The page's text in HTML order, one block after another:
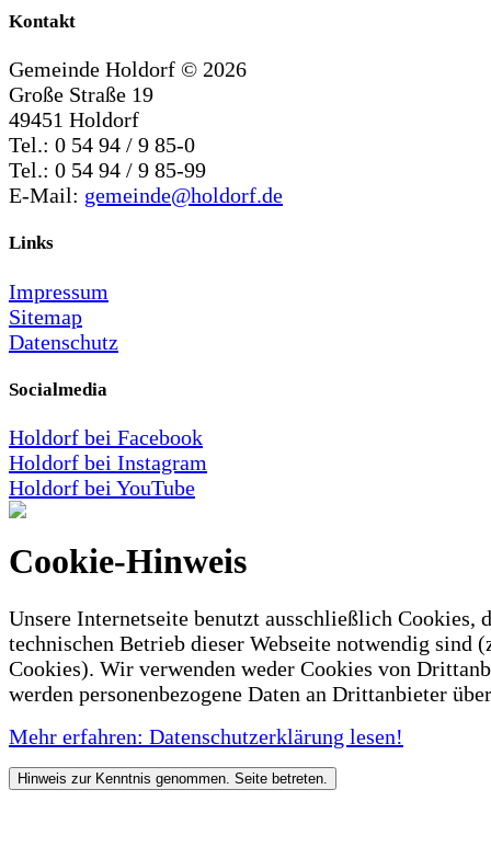
Kontakt
Gemeinde Holdorf © 2026
Große Straße 19
49451 Holdorf
Tel.: 0 54 94 / 9 85-0
Tel.: 0 54 94 / 9 85-99
E-Mail: gemeinde@holdorf.de
Links
Impressum
Sitemap
Datenschutz
Socialmedia
Holdorf bei Facebook
Holdorf bei Instagram
Holdorf bei YouTube
Cookie-Hinweis
Unsere Internetseite benutzt ausschließlich Cookies,
technischen Betrieb dieser Webseite notwendig sind
Cookies). Wir verwenden weder Cookies von
werden personenbezogene Daten an Drittanbieter
Mehr erfahren: Datenschutzerklärung lesen!
Hinweis zur Kenntnis genommen. Seite betreten.